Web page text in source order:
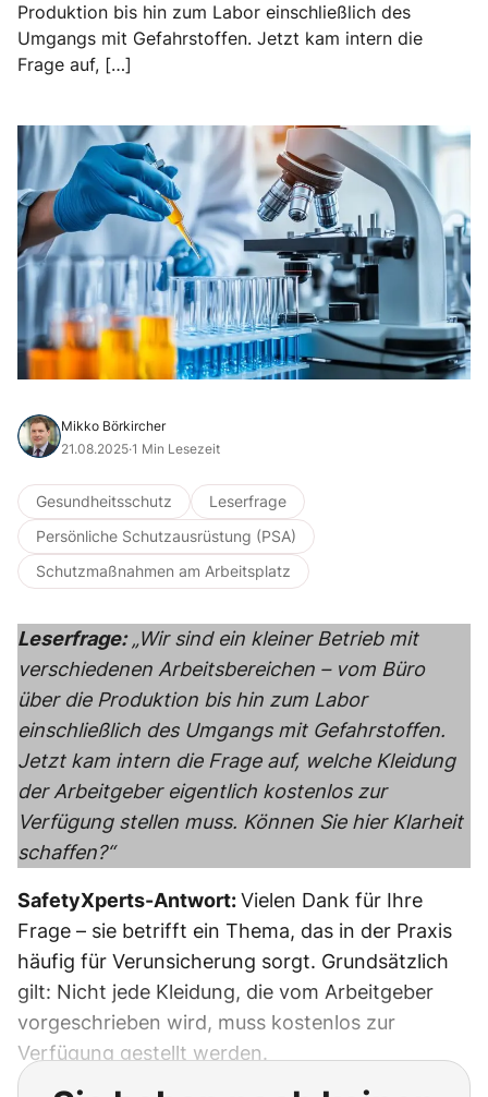
Produktion bis hin zum Labor einschließlich des
Umgangs mit Gefahrstoffen. Jetzt kam intern die
Frage auf, […]
Mikko Börkircher
21.08.2025·1 Min Lesezeit
Gesundheitsschutz
Leserfrage
Persönliche Schutzausrüstung (PSA)
Schutzmaßnahmen am Arbeitsplatz
Leserfrage:„Wir sind ein kleiner Betrieb mit
verschiedenen Arbeitsbereichen – vom Büro
über die Produktion bis hin zum Labor
einschließlich des Umgangs mit Gefahrstoffen.
Jetzt kam intern die Frage auf, welche Kleidung
der Arbeitgeber eigentlich kostenlos zur
Verfügung stellen muss. Können Sie hier Klarheit
schaffen?“
SafetyXperts-Antwort:Vielen Dank für Ihre
Frage – sie betrifft ein Thema, das in der Praxis
häufig für Verunsicherung sorgt. Grundsätzlich
gilt: Nicht jede Kleidung, die vom Arbeitgeber
vorgeschrieben wird, muss kostenlos zur
Verfügung gestellt werden.